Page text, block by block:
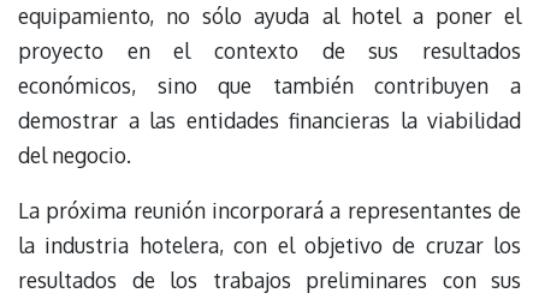
equipamiento, no sólo ayuda al hotel a poner el
proyecto en el contexto de sus resultados
económicos, sino que también contribuyen a
demostrar a las entidades financieras la viabilidad
del negocio.
La próxima reunión incorporará a representantes de
la industria hotelera, con el objetivo de cruzar los
resultados de los trabajos preliminares con sus